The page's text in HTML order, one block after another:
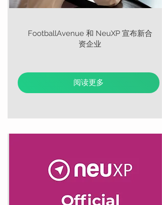
FootballAvenue 和 NeuXP 宣布新合
资企业
阅读更多